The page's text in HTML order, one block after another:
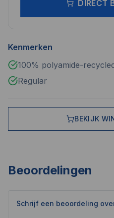
DIRECT
Kenmerken
100% polyamide-
Regular
BEKIJK
Beoordelingen
Schrijf een beoordeling